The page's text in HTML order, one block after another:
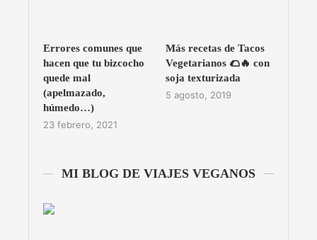
Errores comunes que
hacen que tu bizcocho
quede mal
(apelmazado,
húmedo…)
23 febrero, 2021
Más recetas de Tacos
Vegetarianos 🌮🔥 con
soja texturizada
5 agosto, 2019
MI BLOG DE VIAJES VEGANOS